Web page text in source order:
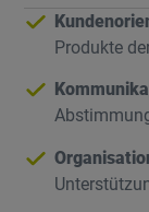
Produkte